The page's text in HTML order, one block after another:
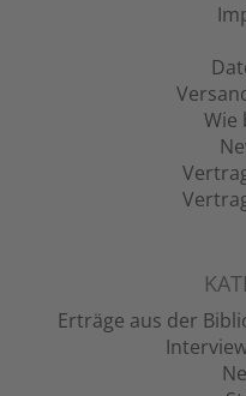
Wie
Erträge aus der